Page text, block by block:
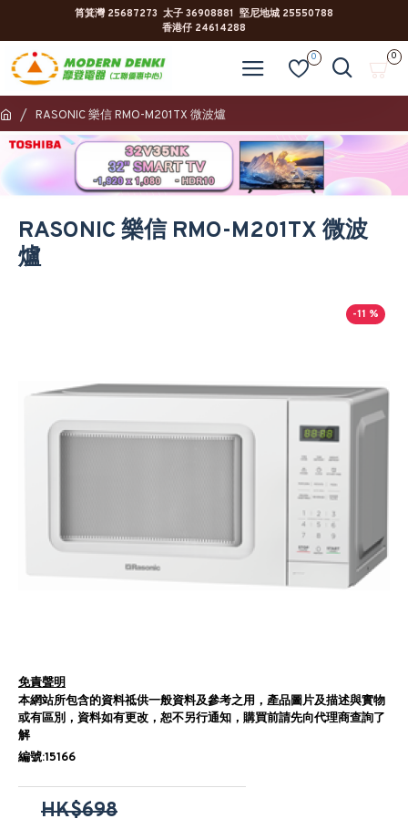
筲箕灣 25687273 太子 36908881 堅尼地城 25550788
香港仔 24614288
0 0
RASONIC 樂信 RMO-M201TX 微波爐
RASONIC 樂信 RMO-M201TX 微波
爐
-11 %
免責聲明
本網站所包含的資料祗供一般資料及參考之用，產品圖片及描述與實物
或有區別，資料如有更改，恕不另行通知，購買前請先向代理商查詢了
解
編號:15166
HK$698